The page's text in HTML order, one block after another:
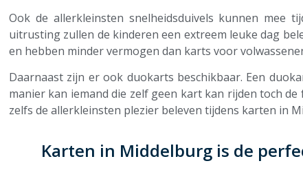
Ook de allerkleinsten snelheidsduivels kunnen mee
uitrusting zullen de kinderen een extreem leuke dag
en hebben minder vermogen dan karts voor
Daarnaast zijn er ook duokarts beschikbaar. Een
manier kan iemand die zelf geen kart kan rijden toch
zelfs de allerkleinsten plezier beleven tijdens karten in
Karten in Middelburg is de